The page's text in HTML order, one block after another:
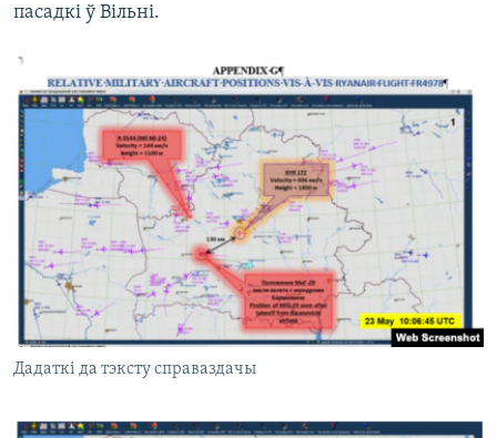
пасадкі ў Вільні.
Дадаткі да тэксту справаздачы